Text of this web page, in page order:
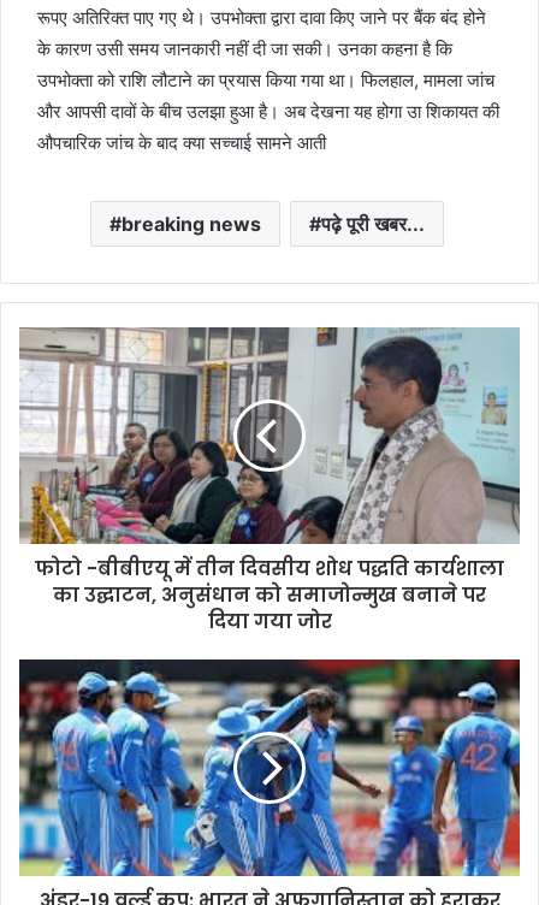
रूपए अतिरिक्त पाए गए थे। उपभोक्ता द्वारा दावा किए जाने पर बैंक बंद होने
के कारण उसी समय जानकारी नहीं दी जा सकी। उनका कहना है कि
उपभोक्ता को राशि लौटाने का प्रयास किया गया था। फिलहाल, मामला जांच
और आपसी दावों के बीच उलझा हुआ है। अब देखना यह होगा उा शिकायत की
औपचारिक जांच के बाद क्या सच्चाई सामने आती
breaking news पढ़े पूरी खबर...
फोटो -बीबीएयू में तीन दिवसीय शोध पद्धति कार्यशाला
का उद्घाटन, अनुसंधान को समाजोन्मुख बनाने पर
दिया गया जोर